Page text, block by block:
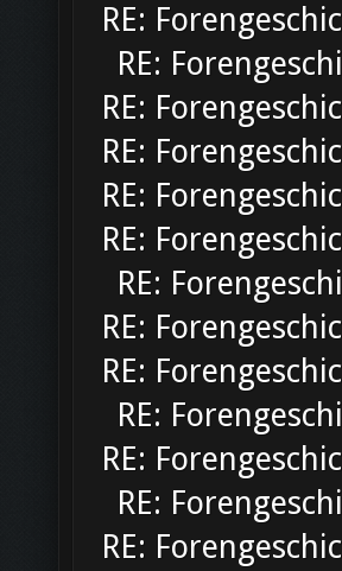
RE:
RE:
RE:
RE:
RE:
RE:
RE:
RE:
RE:
RE:
RE:
RE:
RE: